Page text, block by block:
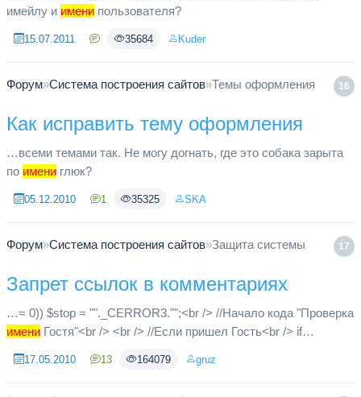
имейлу и имени пользователя?
15.07.2011 35684 Kuder
16
Форум»Система построения сайтов»Темы оформления
Как исправить тему оформления
…всеми темами так. Не могу догнать, где это собака зарыта
по имени глюк?
05.12.2010 1 35325 SKA
17
Форум»Система построения сайтов»Защита системы
Запрет ссылок в комментариях
…= 0)) $stop = ""._CERROR3."";<br /> //Начало кода "Проверка
имени Гостя"<br /> <br /> //Если пришел Гость<br /> if
$st...
17.05.2010 13 164079 gruz